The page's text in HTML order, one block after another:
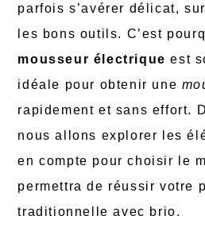
parfois s’avérer délicat,
les bons outils. C’est
mousseur électrique est
idéale pour obtenir une
rapidement et sans effort.
nous allons explorer les
en compte pour choisir le
permettra de réussir votre
traditionnelle avec brio.